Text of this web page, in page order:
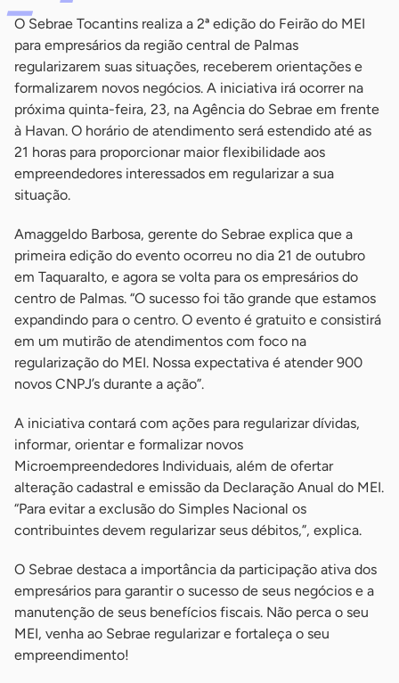
O Sebrae Tocantins realiza a 2ª edição do Feirão do MEI
para empresários da região central de Palmas
regularizarem suas situações, receberem orientações e
formalizarem novos negócios. A iniciativa irá ocorrer na
próxima quinta-feira, 23, na Agência do Sebrae em frente
à Havan. O horário de atendimento será estendido até as
21 horas para proporcionar maior flexibilidade aos
empreendedores interessados em regularizar a sua
situação.
Amaggeldo Barbosa, gerente do Sebrae explica que a
primeira edição do evento ocorreu no dia 21 de outubro
em Taquaralto, e agora se volta para os empresários do
centro de Palmas. “O sucesso foi tão grande que estamos
expandindo para o centro. O evento é gratuito e consistirá
em um mutirão de atendimentos com foco na
regularização do MEI. Nossa expectativa é atender 900
novos CNPJ’s durante a ação”.
A iniciativa contará com ações para regularizar dívidas,
informar, orientar e formalizar novos
Microempreendedores Individuais, além de ofertar
alteração cadastral e emissão da Declaração Anual do MEI.
“Para evitar a exclusão do Simples Nacional os
contribuintes devem regularizar seus débitos,”, explica.
O Sebrae destaca a importância da participação ativa dos
empresários para garantir o sucesso de seus negócios e a
manutenção de seus benefícios fiscais. Não perca o seu
MEI, venha ao Sebrae regularizar e fortaleça o seu
empreendimento!